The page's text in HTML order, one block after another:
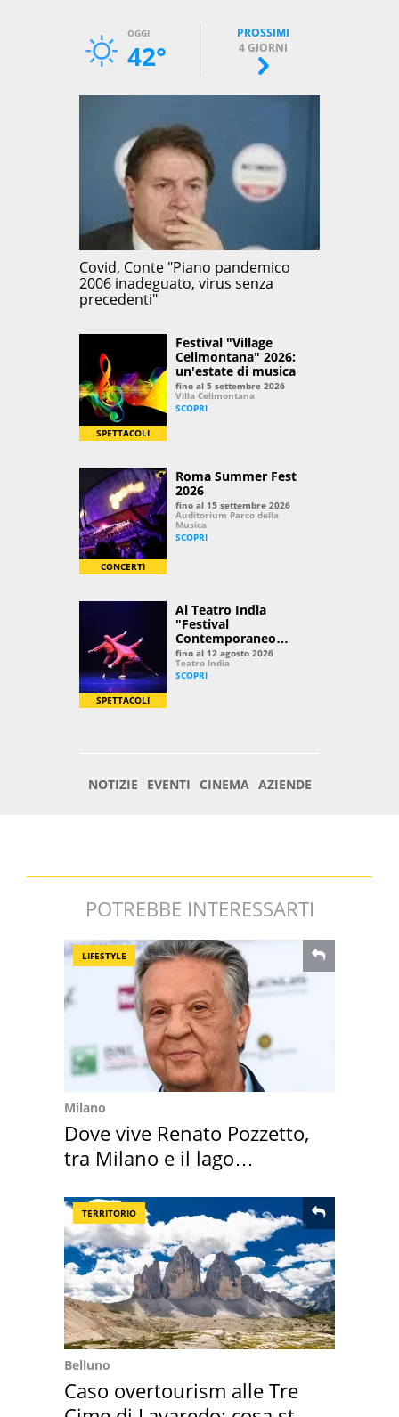
POTREBBE INTERESSARTI
LIFESTYLE
Milano
Dove vive Renato Pozzetto,
tra Milano e il lago
TERRITORIO
Belluno
Caso overtourism alle Tre